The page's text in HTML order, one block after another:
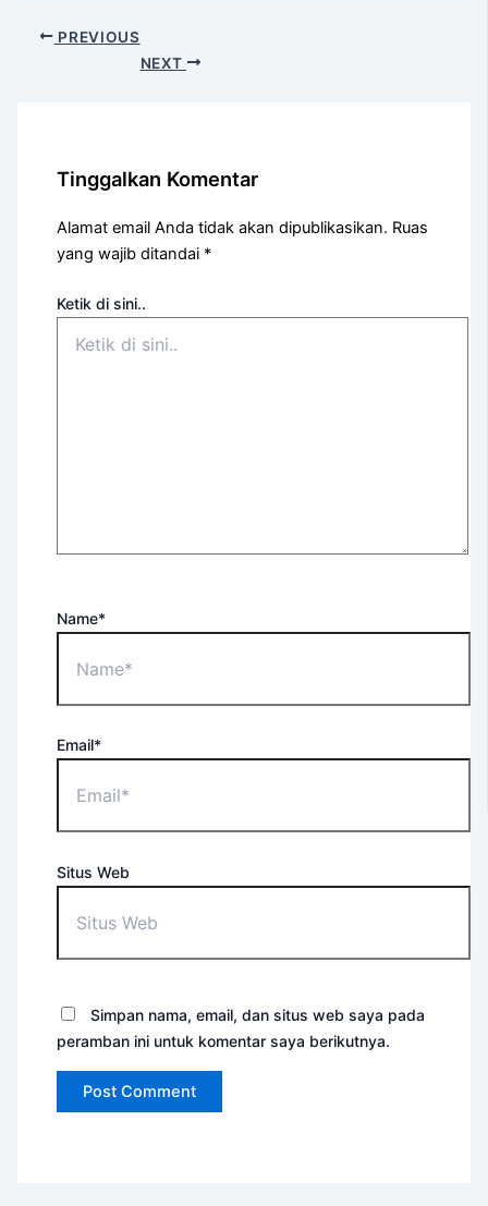
PREVIOUS
NEXT
Tinggalkan Komentar
Alamat email Anda tidak akan dipublikasikan. Ruas
yang wajib ditandai *
Ketik di sini..
Name*
Email*
Situs Web
Simpan nama, email, dan situs web saya pada
peramban ini untuk komentar saya berikutnya.